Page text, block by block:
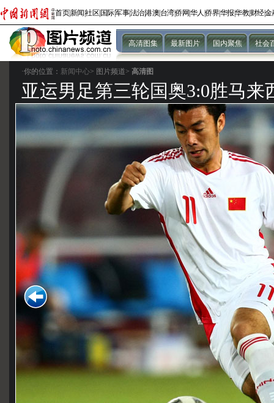
首页|新闻社区 国际|军事|法治|港澳 台湾|侨网 华人 侨界|华报华教|财经|金
高清图集 最新图片 国内聚焦 社会
·你的位置： 新闻中心> 图片频道> 高清图
亚运男足第三轮国奥3:0胜马来